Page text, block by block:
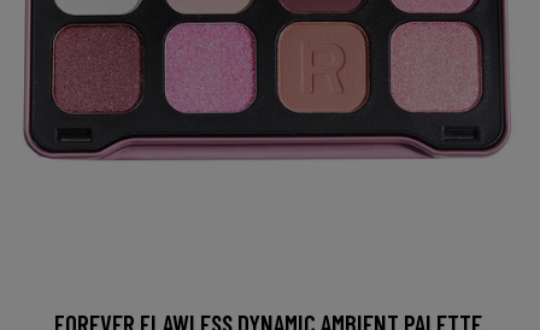
FOREVER FLAWLESS DYNAMIC AMBIENT PALETTE,